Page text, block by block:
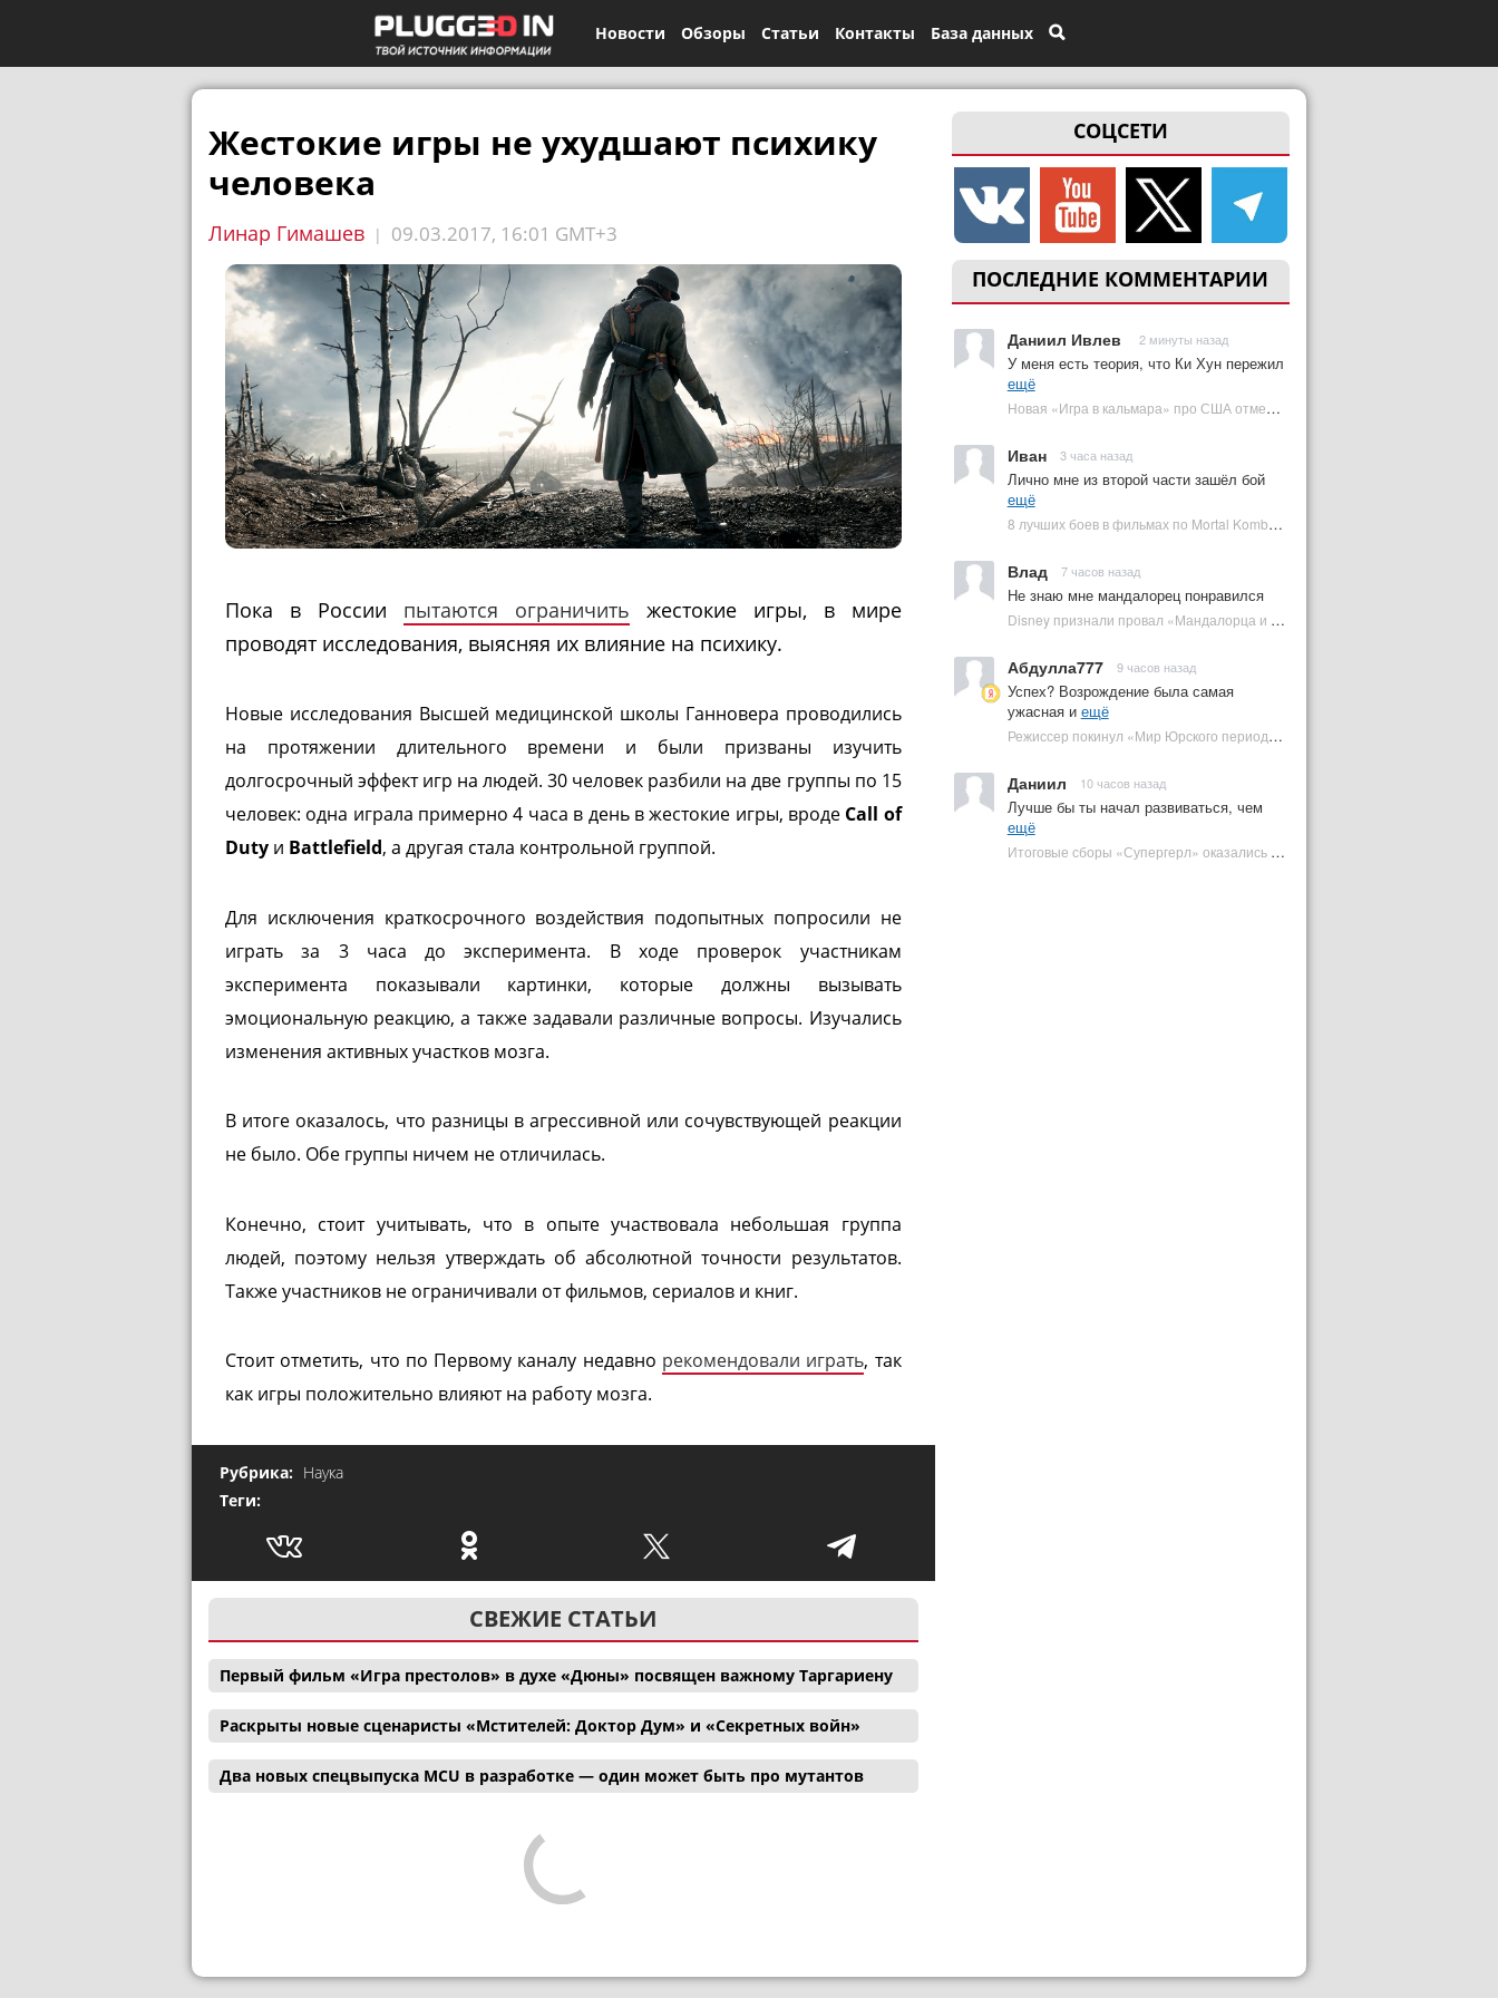
Новости Обзоры Статьи Контакты База данных
СОЦСЕТИ
ПОСЛЕДНИЕ КОММЕНТАРИИ
Даниил Ивлев 2 минуты назад
У меня есть теория, что Ки Хун пережил
ещё
Новая «Игра в кальмара» про США отменена | Plugged In Ru
Иван 3 часа назад
Лично мне из второй части зашёл бой
ещё
8 лучших боев в фильмах по Mortal Kombat: от «Смертельной битвы» до «Мортал Комбат 2» | Plugged In Ru
Влад 7 часов назад
Не знаю мне мандалорец понравился
Disney признали провал «Мандалорца и Грогу» и еще одной новинки | Plugged In Ru
Абдулла777 9 часов назад
Успех? Возрождение была самая
ужасная и ещё
Режиссер покинул «Мир Юрского периода 5» | Plugged In Ru
Даниил 10 часов назад
Лучше бы ты начал развиваться, чем
ещё
Итоговые сборы «Супергерл» оказались худшими для DC за два десятилетия | Plugged In Ru
Жестокие игры не ухудшают психику
человека
Линар Гимашев | 09.03.2017, 16:01 GMT+3
Пока в России пытаются ограничить жестокие игры, в мире
проводят исследования, выясняя их влияние на психику.
Новые исследования Высшей медицинской школы Ганновера проводились
на протяжении длительного времени и были призваны изучить
долгосрочный эффект игр на людей. 30 человек разбили на две группы по 15
человек: одна играла примерно 4 часа в день в жестокие игры, вроде Call of
Duty и Battlefield, а другая стала контрольной группой.
Для исключения краткосрочного воздействия подопытных попросили не
играть за 3 часа до эксперимента. В ходе проверок участникам
эксперимента показывали картинки, которые должны вызывать
эмоциональную реакцию, а также задавали различные вопросы. Изучались
изменения активных участков мозга.
В итоге оказалось, что разницы в агрессивной или сочувствующей реакции
не было. Обе группы ничем не отличилась.
Конечно, стоит учитывать, что в опыте участвовала небольшая группа
людей, поэтому нельзя утверждать об абсолютной точности результатов.
Также участников не ограничивали от фильмов, сериалов и книг.
Стоит отметить, что по Первому каналу недавно рекомендовали играть, так
как игры положительно влияют на работу мозга.
Рубрика: Наука
Теги:
СВЕЖИЕ СТАТЬИ
Первый фильм «Игра престолов» в духе «Дюны» посвящен важному Таргариену
Раскрыты новые сценаристы «Мстителей: Доктор Дум» и «Секретных войн»
Два новых спецвыпуска MCU в разработке — один может быть про мутантов